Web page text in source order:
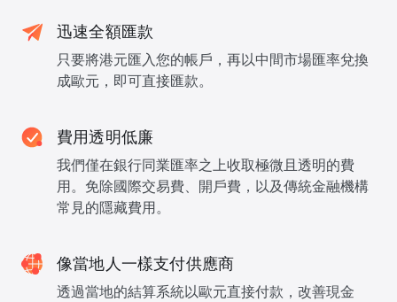
迅速全額匯款
只要將港元匯入您的帳戶，再以中間市場匯率兌換
成歐元，即可直接匯款。
費用透明低廉
我們僅在銀行同業匯率之上收取極微且透明的費
用。免除國際交易費、開戶費，以及傳統金融機構
常見的隱藏費用。
像當地人一樣支付供應商
透過當地的結算系統以歐元直接付款，改善現金